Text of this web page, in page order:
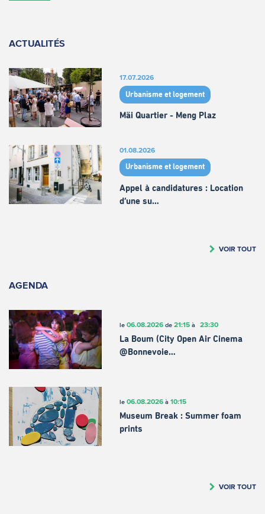
ACTUALITÉS
17.07.2026
Urbanisme et logement
Mäi Quartier - Meng Plaz
01.08.2026
Urbanisme et logement
Appel à candidatures : Location
d’une su…
VOIR TOUT
AGENDA
le 06.08.2026de 21:15à 23:30
La Boum (City Open Air Cinema
@Bonnevoie…
le 06.08.2026à 10:15
Museum Break : Summer foam
prints
VOIR TOUT